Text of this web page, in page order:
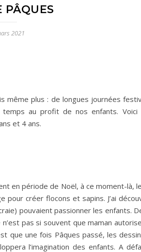
PÂQUES
2021
même plus : de longues journées
au profit de nos enfants. Voici
et 4 ans.
en période de Noël, à ce moment-là,
pour créer flocons et sapins. J’ai
pouvaient passionner les enfants.
pas si souvent que maman
que une fois Pâques passé, les
l’imagination des enfants. A